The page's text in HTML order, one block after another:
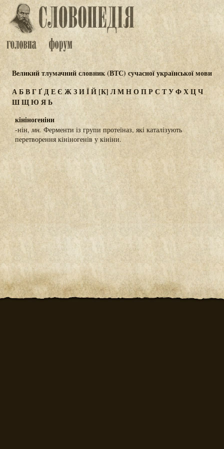
Великий тлумачний словник (ВТС) сучасної української мови
АБВГҐДЕЄ ЖЗИЇЙ [К] ЛМНОПР СТУФХЦЧ
ШЩЮЯЬ
кініногеніни
-нін,мн.Ферменти із групи протеїназ, які каталізують
перетворення кініногенів у кініни.